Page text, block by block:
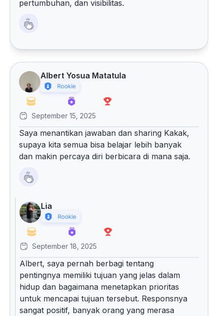
pertumbuhan, dan visibilitas.
Albert Yosua Matatula
September 15, 2025
Saya menantikan jawaban dan sharing Kakak,
supaya kita semua bisa belajar lebih banyak
dan makin percaya diri berbicara di mana saja.
Lia
September 18, 2025
Albert, saya pernah berbagi tentang
pentingnya memiliki tujuan yang jelas dalam
hidup dan bagaimana menetapkan prioritas
untuk mencapai tujuan tersebut. Responsnya
sangat positif, banyak orang yang merasa